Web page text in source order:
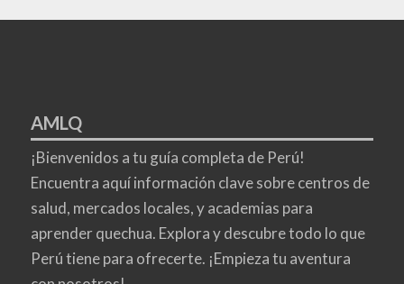
AMLQ
¡Bienvenidos a tu guía completa de Perú!
Encuentra aquí información clave sobre centros de
salud, mercados locales, y academias para
aprender quechua. Explora y descubre todo lo que
Perú tiene para ofrecerte. ¡Empieza tu aventura